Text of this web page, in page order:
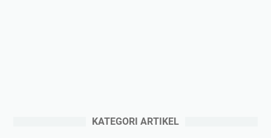
KATEGORI ARTIKEL